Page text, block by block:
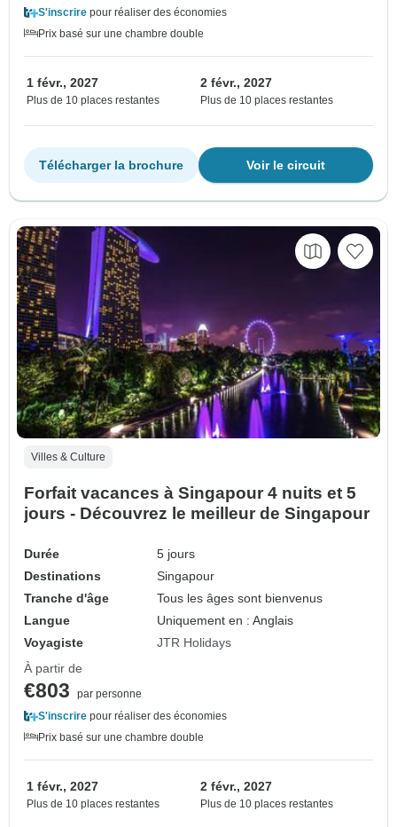
S'inscrire pour réaliser des économies
Prix basé sur une chambre double
1 févr., 2027
Plus de 10 places restantes
2 févr., 2027
Plus de 10 places restantes
Voir le circuit
Télécharger la brochure
Villes & Culture
Forfait vacances à Singapour 4 nuits et 5
jours - Découvrez le meilleur de Singapour
Durée
5 jours
Destinations
Singapour
Tranche d'âge
Tous les âges sont bienvenus
Langue
Uniquement en : Anglais
Voyagiste
JTR Holidays
À partir de
€803
par personne
S'inscrire pour réaliser des économies
Prix basé sur une chambre double
1 févr., 2027
Plus de 10 places restantes
2 févr., 2027
Plus de 10 places restantes